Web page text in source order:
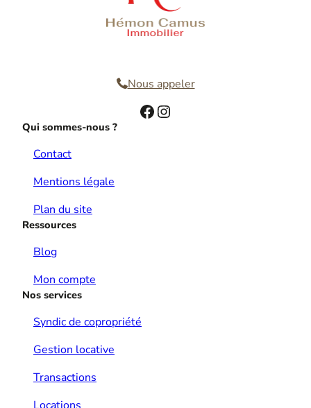
Nous appeler
Facebook Instagram
Qui sommes-nous ?
Contact
Mentions légale
Plan du site
Ressources
Blog
Mon compte
Nos services
Syndic de copropriété
Gestion locative
Transactions
Locations